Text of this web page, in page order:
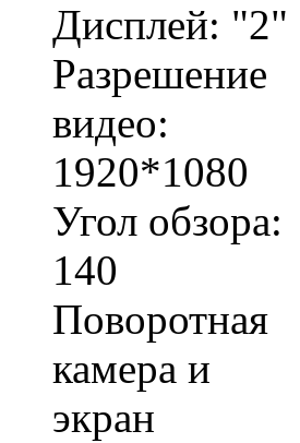
Дисплей: "2"
Разрешение
видео:
1920*1080
Угол обзора:
140
Поворотная
камера и
экран